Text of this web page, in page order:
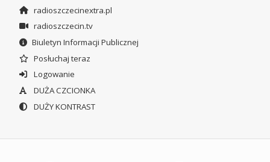
radioszczecinextra.pl
radioszczecin.tv
Biuletyn Informacji Publicznej
Posłuchaj teraz
Logowanie
DUŻA CZCIONKA
DUŻY KONTRAST